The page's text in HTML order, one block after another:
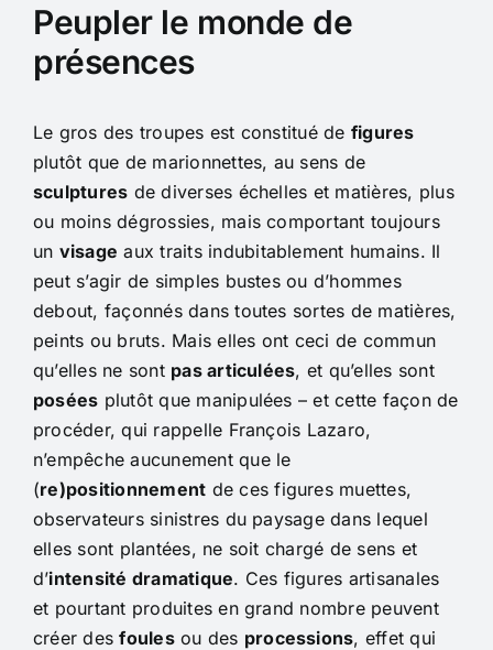
Peupler le monde de
présences
Le gros des troupes est constitué de figures
plutôt que de marionnettes, au sens de
sculptures de diverses échelles et matières, plus
ou moins dégrossies, mais comportant toujours
un visage aux traits indubitablement humains. Il
peut s’agir de simples bustes ou d’hommes
debout, façonnés dans toutes sortes de matières,
peints ou bruts. Mais elles ont ceci de commun
qu’elles ne sont pas articulées, et qu’elles sont
posées plutôt que manipulées – et cette façon de
procéder, qui rappelle François Lazaro,
n’empêche aucunement que le
(re)positionnement de ces figures muettes,
observateurs sinistres du paysage dans lequel
elles sont plantées, ne soit chargé de sens et
d’intensité dramatique. Ces figures artisanales
et pourtant produites en grand nombre peuvent
créer desfoulesou des processions, effet qui